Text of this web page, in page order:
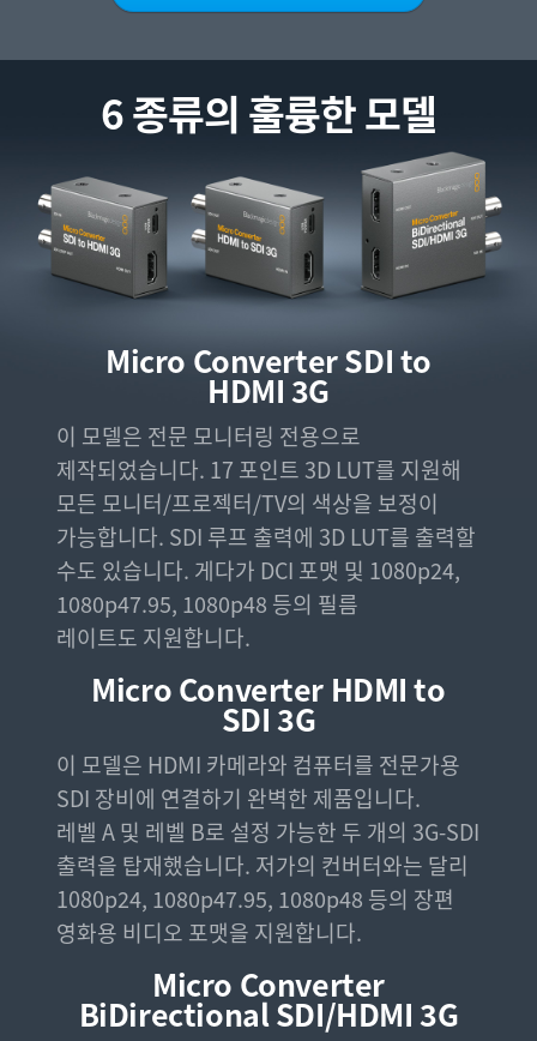
South Africa
Sweden
Chinese Taipei
UAE
United Kingdom
United States
6 종류의 훌륭한 모델
Micro ConverterSDI to
HDMI 3G
이 모델은 전문 모니터링 전용으로
제작되었습니다. 17 포인트 3D LUT를 지원해
모든 모니터/프로젝터/TV의 색상을 보정이
가능합니다. SDI 루프 출력에 3D LUT를 출력할
수도 있습니다. 게다가 DCI 포맷 및 1080p24,
1080p47.95, 1080p48 등의 필름
레이트도 지원합니다.
Micro Converter HDMI to
SDI 3G
이 모델은 HDMI 카메라와 컴퓨터를 전문가용
SDI 장비에 연결하기 완벽한 제품입니다.
레벨 A 및 레벨 B로 설정 가능한 두 개의 3G-SDI
출력을 탑재했습니다. 저가의 컨버터와는 달리
1080p24, 1080p47.95, 1080p48 등의 장편
영화용 비디오 포맷을 지원합니다.
Micro Converter
BiDirectional SDI/HDMI 3G